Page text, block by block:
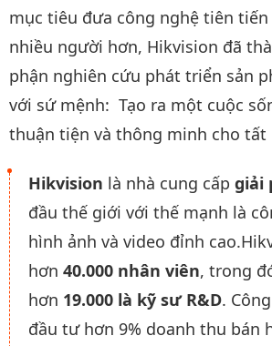
mục tiêu đưa công nghệ tiên
nhiều người hơn, Hikvision đã
phận nghiên cứu phát triển sản
với sứ mệnh: Tạo ra một cuộc
thuận tiện và thông minh cho tất
Hikvision là nhà cung cấp giải
đầu thế giới với thế mạnh là
hình ảnh và video đỉnh
hơn 40.000 nhân viên, trong
hơn 19.000 là kỹ sư R&D.
đầu tư hơn 9% doanh thu bán